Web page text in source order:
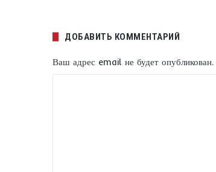
ДОБАВИТЬ КОММЕНТАРИЙ
Ваш адрес email не будет опубликован.